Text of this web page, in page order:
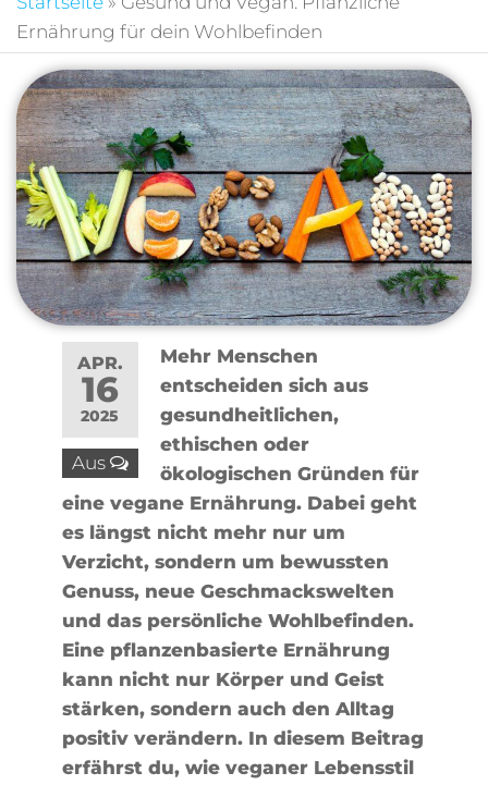
Ernährung für dein Wohlbefinden
APR.
16
2025
Aus
Mehr Menschen
entscheiden sich aus
gesundheitlichen,
ethischen oder
ökologischen Gründen für
eine vegane Ernährung. Dabei geht
es längst nicht mehr nur um
Verzicht, sondern um bewussten
Genuss, neue Geschmackswelten
und das persönliche Wohlbefinden.
Eine pflanzenbasierte Ernährung
kann nicht nur Körper und Geist
stärken, sondern auch den Alltag
positiv verändern. In diesem Beitrag
erfährst du, wie veganer Lebensstil